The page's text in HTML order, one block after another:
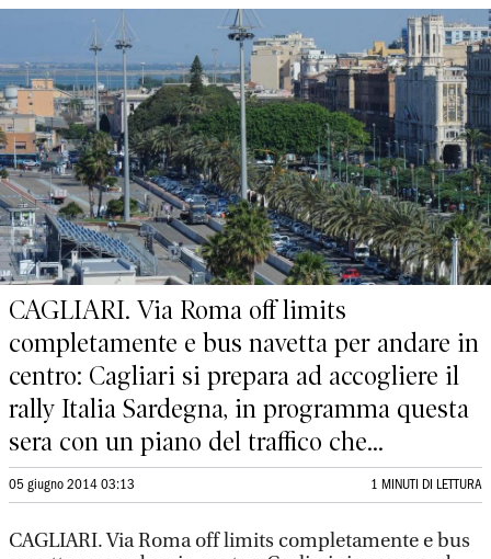
CAGLIARI. Via Roma off limits
completamente e bus navetta per andare in
centro: Cagliari si prepara ad accogliere il
rally Italia Sardegna, in programma questa
sera con un piano del traffico che...
05 giugno 2014 03:13 1 MINUTI DI LETTURA
CAGLIARI. Via Roma off limits completamente e bus